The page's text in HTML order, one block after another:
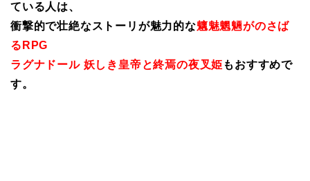
ている人は、
衝撃的で壮絶なストーリが魅力的な魑魅魍魎がのさば
るRPG
ラグナドール 妖しき皇帝と終焉の夜叉姫 もおすすめで
す。